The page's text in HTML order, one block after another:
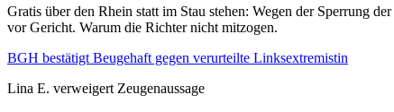
Gratis über den Rhein statt im Stau stehen: Wegen der Sperrung
vor Gericht. Warum die Richter nicht mitzogen.
BGH bestätigt Beugehaft gegen verurteilte Linksextremistin
Lina E. verweigert Zeugenaussage